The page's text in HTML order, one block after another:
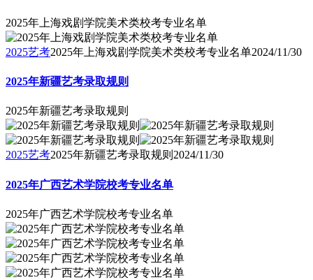
2025年上海戏剧学院美术类校考专业名单
2025艺考2025年上海戏剧学院美术类校考专业名单2024/11/30
2025年新疆艺考录取规则
2025年新疆艺考录取规则
2025艺考2025年新疆艺考录取规则 2024/11/30
2025年广西艺术学院校考专业名单
2025年广西艺术学院校考专业名单